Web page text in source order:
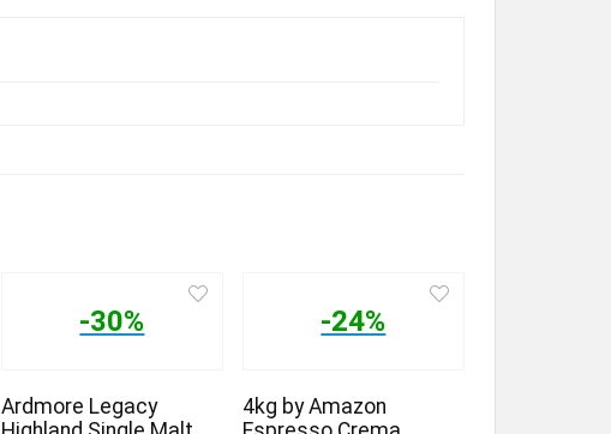
-30%
Ardmore Legacy
-24%
4kg by Amazon